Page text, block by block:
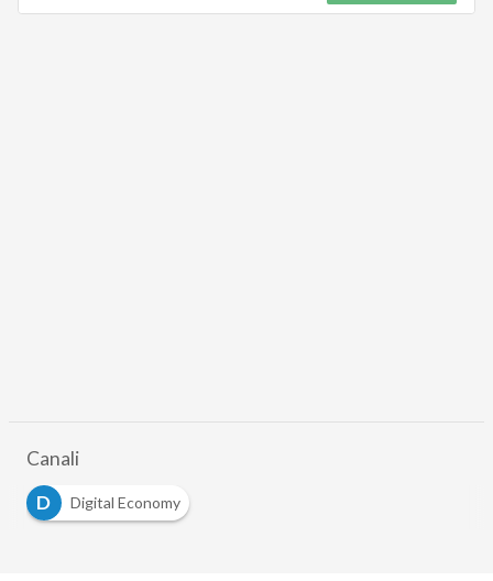
Canali
D
Digital Economy